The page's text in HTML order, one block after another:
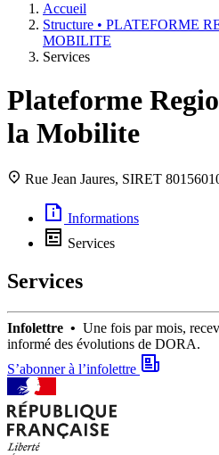
Accueil
Structure • PLATEFORME
MOBILITE
Services
Plateforme
la Mobilite
Rue Jean Jaures, SIRET
Informations
Services
Services
Infolettre • Une fois par mois,
informé des évolutions de DORA.
S’abonner à l’infolettre